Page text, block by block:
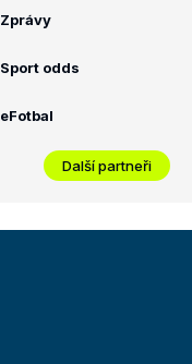
Zprávy
Sport odds
eFotbal
Další partneři